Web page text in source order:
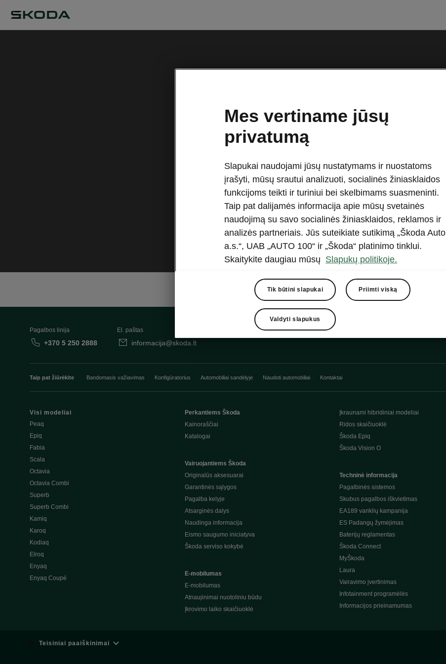
Pagalbos linija
+370 5 250 2888
El. paštas
informacija@skoda.lt
Taip pat žiūrėkite Bandomasis važiavimas Konfigūratorius Automobiliai sandėlyje Naudoti automobiliai Kontaktai
Visi modeliai
Peaq
Epiq
Fabia
Scala
Octavia
Octavia Combi
Superb
Superb Combi
Kamiq
Karoq
Kodiaq
Elroq
Enyaq
Enyaq Coupé
Perkantiems Škoda
Kainoraščiai
Katalogai
Vairuojantiems Škoda
Originalūs aksesuarai
Garantinės sąlygos
Pagalba kelyje
Atsarginės dalys
Naudinga informacija
Eismo saugumo iniciatyva
Škoda serviso kokybė
E-mobilumas
E-mobilumas
Atnaujinimai nuotoliniu būdu
Įkrovimo laiko skaičiuoklė
Įkraunami hibridiniai modeliai
Ridos skaičiuoklė
Škoda Epiq
Škoda Vision O
Techninė informacija
Pagalbinės sistemos
Skubus pagalbos iškvietimas
EA189 variklių kampanija
ES Padangų žymėjimas
Baterijų reglamentas
Škoda Connect
MyŠkoda
Laura
Vairavimo įvertinimas
Infotainment programėlės
Informacijos prieinamumas
Teisiniai paaiškinimai
Mes vertiname jūsų
privatumą
Slapukai naudojami jūsų nustatymams ir nuostatoms
įrašyti, mūsų srautui analizuoti, socialinės žiniasklaidos
funkcijoms teikti ir turiniui bei skelbimams suasmeninti.
Taip pat dalijamės informacija apie mūsų svetainės
naudojimą su savo socialinės žiniasklaidos, reklamos ir
analizės partneriais. Jūs suteikiate sutikimą „Škoda Auto
a.s.“, UAB „AUTO 100“ ir „Škoda“ platinimo tinklui.
Skaitykite daugiau mūsų Slapukų politikoje.
Tik būtini slapukai Priimti viską
Valdyti slapukus